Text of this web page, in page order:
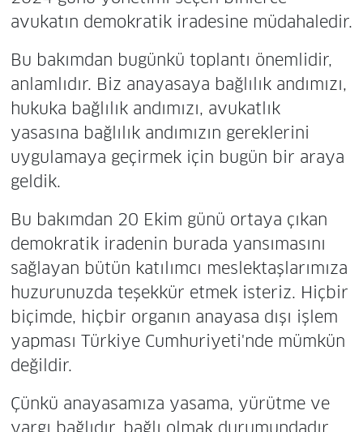
avukatın demokratik iradesine müdahaledir.
Bu bakımdan bugünkü toplantı önemlidir,
anlamlıdır. Biz anayasaya bağlılık andımızı,
hukuka bağlılık andımızı, avukatlık
yasasına bağlılık andımızın gereklerini
uygulamaya geçirmek için bugün bir araya
geldik.
Bu bakımdan 20 Ekim günü ortaya çıkan
demokratik iradenin burada yansımasını
sağlayan bütün katılımcı meslektaşlarımıza
huzurunuzda teşekkür etmek isteriz. Hiçbir
biçimde, hiçbir organın anayasa dışı işlem
yapması Türkiye Cumhuriyeti'nde mümkün
değildir.
Çünkü anayasamıza yasama, yürütme ve
yargı bağlıdır, bağlı olmak durumundadır.